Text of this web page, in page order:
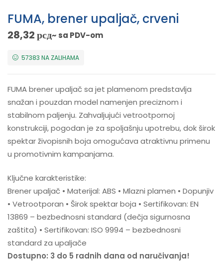
FUMA, brener upaljač, crveni
28,32рсд~ sa PDV-om
57383 NA ZALIHAMA
FUMA brener upaljač sa jet plamenom predstavlja
snažan i pouzdan model namenjen preciznom i
stabilnom paljenju. Zahvaljujući vetrootpornoj
konstrukciji, pogodan je za spoljašnju upotrebu, dok širok
spektar živopisnih boja omogućava atraktivnu primenu
u promotivnim kampanjama.
Ključne karakteristike:
Brener upaljač • Materijal: ABS • Mlazni plamen • Dopunjiv
• Vetrootporan • Širok spektar boja • Sertifikovan: EN
13869 – bezbednosni standard (dečja sigurnosna
zaštita) • Sertifikovan: ISO 9994 – bezbednosni
standard za upaljače
Dostupno: 3 do 5 radnih dana od naručivanja!